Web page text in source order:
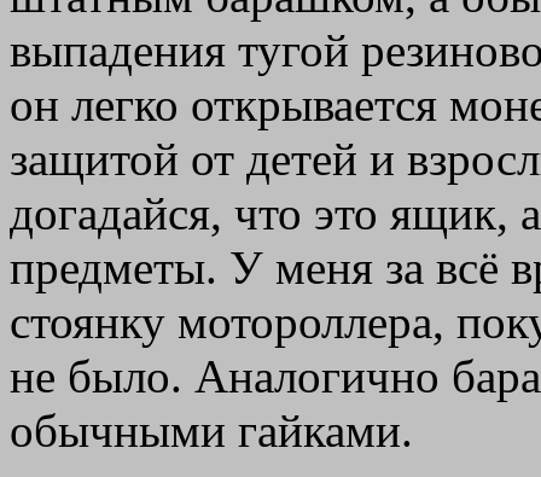
выпадения тугой
он легко открывается
защитой от детей и
догадайся, что это ящик,
предметы. У меня за всё
стоянку мотороллера,
не было. Аналогично
обычными гайками.